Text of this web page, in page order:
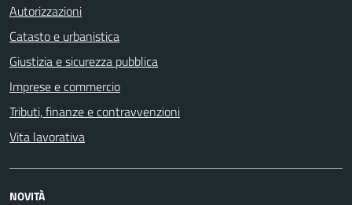
Autorizzazioni
Catasto e urbanistica
Giustizia e sicurezza pubblica
Imprese e commercio
Tributi, finanze e contravvenzioni
Vita lavorativa
NOVITÀ